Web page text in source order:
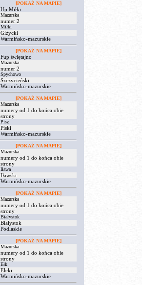
[POKAŻ NA MAPIE]
Up Miłki
Mazurska
numer 2
Miłki
Giżycki
Warmińsko-mazurskie
[POKAŻ NA MAPIE]
Fup świętajno
Mazurska
numer 2
Spychowo
Szczycieński
Warmińsko-mazurskie
[POKAŻ NA MAPIE]
Mazurska
numery od 1 do końca obie
strony
Pisz
Piski
Warmińsko-mazurskie
[POKAŻ NA MAPIE]
Mazurska
numery od 1 do końca obie
strony
Iława
Iławski
Warmińsko-mazurskie
[POKAŻ NA MAPIE]
Mazurska
numery od 1 do końca obie
strony
Białystok
Białystok
Podlaskie
[POKAŻ NA MAPIE]
Mazurska
numery od 1 do końca obie
strony
Ełk
Ełcki
Warmińsko-mazurskie